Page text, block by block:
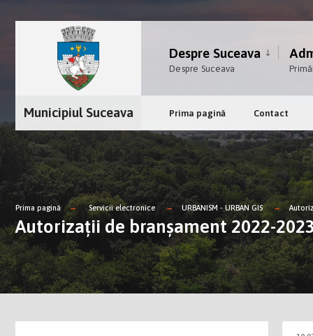
Despre Suceava
Despre Suceava
Municipiul Suceava Prima pagină Contact
Prima pagină Servicii electronice URBANISM - URBAN GIS
Autorizații de branșament 2022-2023